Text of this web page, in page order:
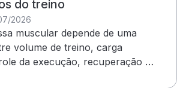
do treino
2026
muscular depende de uma
volume de treino, carga
da execução, recuperação e